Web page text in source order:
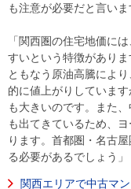
も注意が必要だと言いま
「関西圏の住宅地価に
すいという特徴があり
ともなう原油高騰によ
的に値上がりしていま
も大きいのです。また
も出てきているため、
ります。首都圏・名古
る必要があるでしょう」
関西エリアで中古マ